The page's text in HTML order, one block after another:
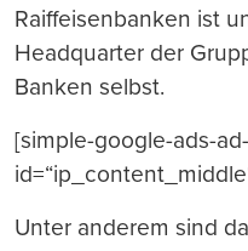
Raiffeisenbanken ist
Headquarter der
Banken selbst.
[simple-google-ads-
Unter anderem sind